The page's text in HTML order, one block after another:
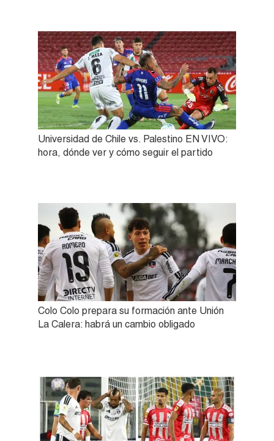
Universidad de Chile vs. Palestino EN VIVO:
hora, dónde ver y cómo seguir el partido
Colo Colo prepara su formación ante Unión
La Calera: habrá un cambio obligado